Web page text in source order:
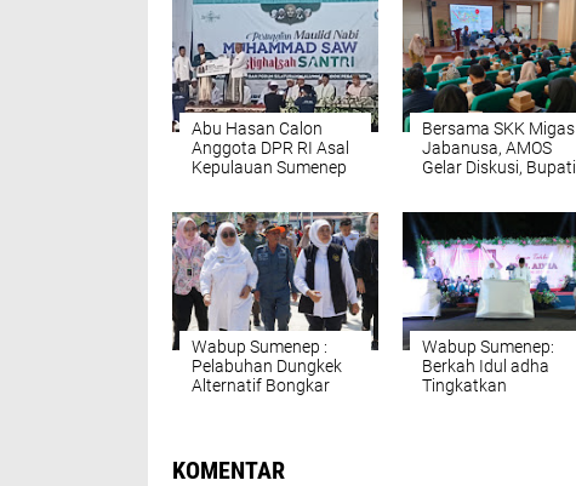
Abu Hasan Calon
Anggota DPR RI Asal
Kepulauan Sumenep
Pembagunan
Universitas NU
Bersama SKK Migas
Jabanusa, AMOS
Gelar Diskusi, Bupati
Wabup Sumenep :
Pelabuhan Dungkek
Alternatif Bongkar
Wabup Sumenep:
Berkah Idul adha
Tingkatkan
KOMENTAR